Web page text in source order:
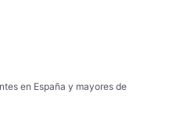
en España y mayores de